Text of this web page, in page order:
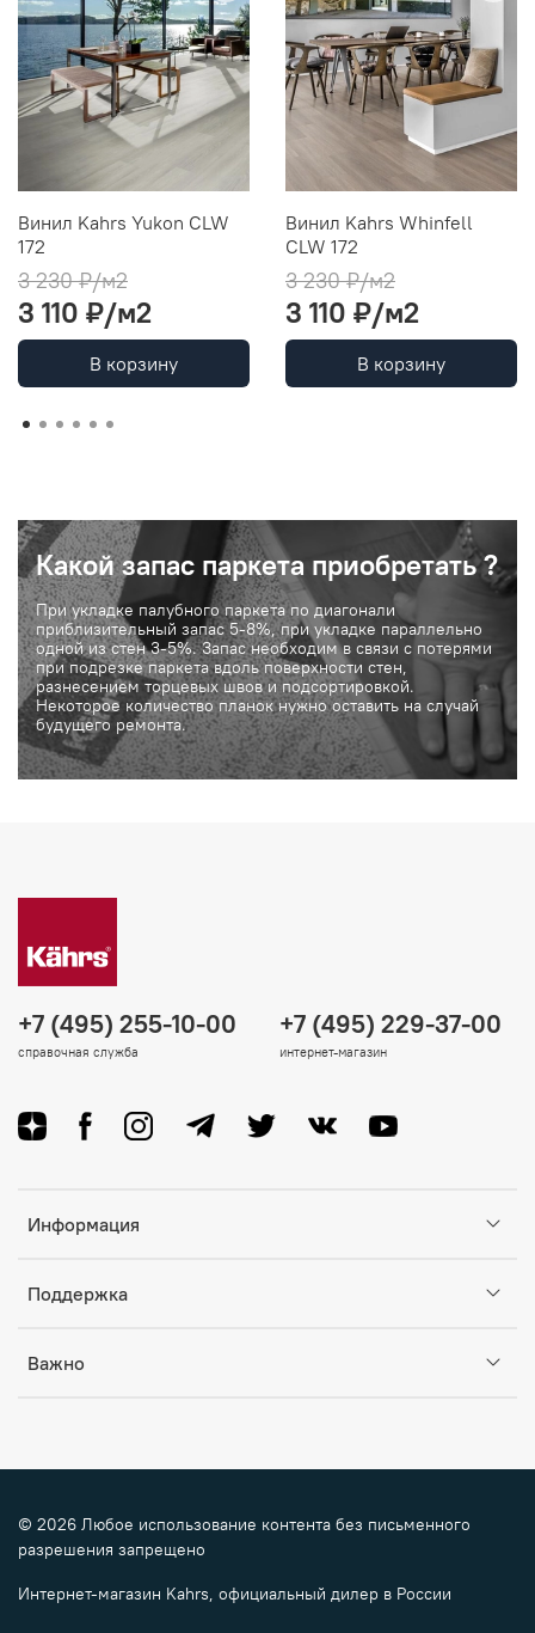
Винил Kahrs Yukon CLW
172
3 230 ₽/м2
3 110 ₽/м2
В корзину
Винил Kahrs Whinfell
CLW 172
3 230 ₽/м2
3 110 ₽/м2
В корзину
Какой запас паркета приобретать ?
При укладке палубного паркета по диагонали
приблизительный запас 5-8%, при укладке параллельно
одной из стен 3-5%. Запас необходим в связи с потерями
при подрезке паркета вдоль поверхности стен,
разнесением торцевых швов и подсортировкой.
Некоторое количество планок нужно оставить на случай
будущего ремонта.
Информация
Поддержка
Важно
+7 (495) 255-10-00
справочная служба
+7 (495) 229-37-00
интернет-магазин
© 2026 Любое использование контента без письменного
разрешения запрещено
Интернет-магазин Kahrs, официальный дилер в России